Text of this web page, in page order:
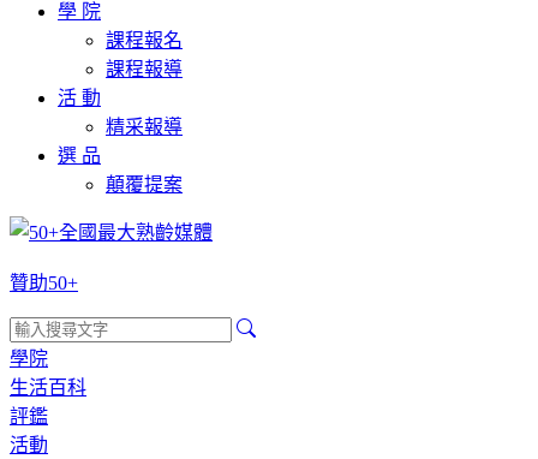
學 院
課程報名
課程報導
活 動
精采報導
選 品
顛覆提案
贊助50+
學院
生活百科
評鑑
活動